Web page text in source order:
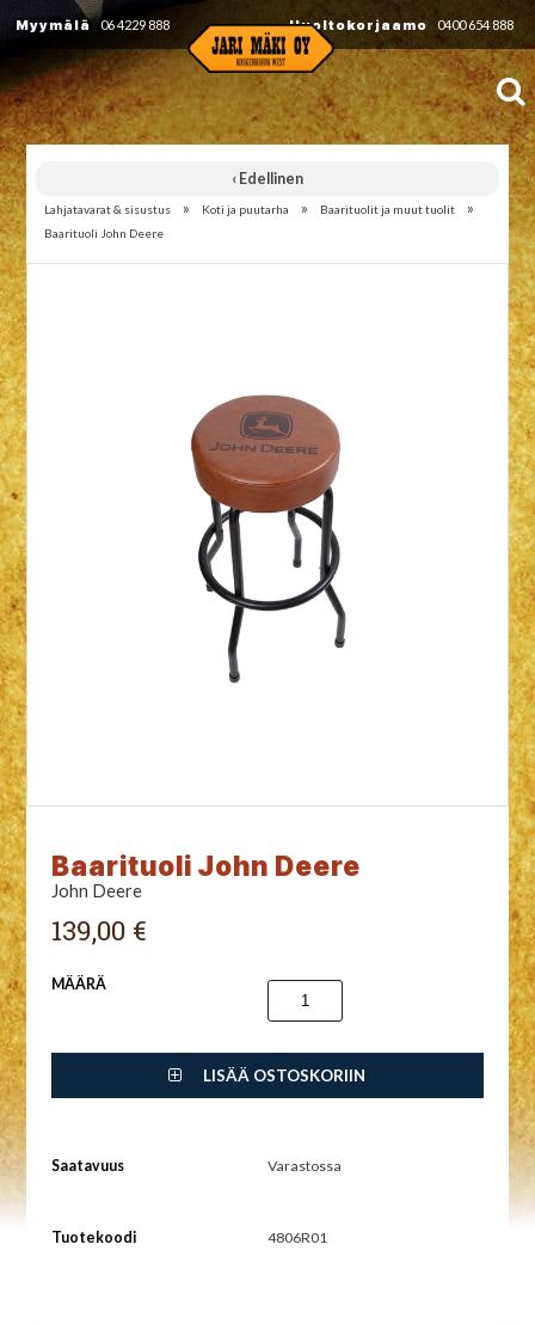
Myymälä 06 4229 888 Huoltokorjaamo 0400 654 888
‹ Edellinen
Lahjatavarat & sisustus » Koti ja puutarha » Baarituolit ja muut tuolit »
Baarituoli John Deere
Baarituoli John Deere
John Deere
139,00 €
MÄÄRÄ
LISÄÄ OSTOSKORIIN
Saatavuus Varastossa
Tuotekoodi 4806R01